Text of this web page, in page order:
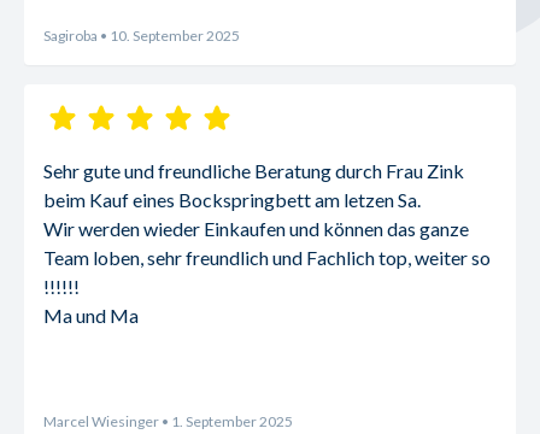
Sagiroba • 10. September 2025
Sehr gute und freundliche Beratung durch Frau Zink
beim Kauf eines Bockspringbett am letzen Sa.
Wir werden wieder Einkaufen und können das ganze
Team loben, sehr freundlich und Fachlich top, weiter so
!!!!!!
Ma und Ma
Marcel Wiesinger • 1. September 2025